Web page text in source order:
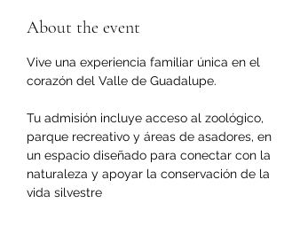
About the event
Vive una experiencia familiar única en el
corazón del Valle de Guadalupe.
Tu admisión incluye acceso al zoológico,
parque recreativo y áreas de asadores, en
un espacio diseñado para conectar con la
naturaleza y apoyar la conservación de la
vida silvestre